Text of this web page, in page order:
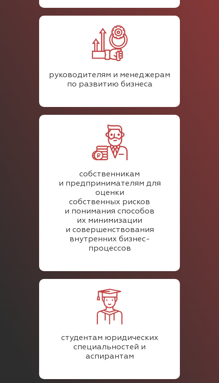
руководителям и менеджерам
по развитию бизнеса
собственникам
и предпринимателям для
оценки
собственных рисков
и понимания способов
их минимизации
и совершенствования
внутренних бизнес-
процессов
студентам юридических
специальностей и
аспирантам